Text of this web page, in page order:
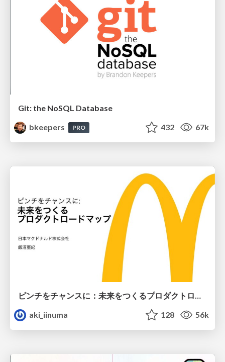
Git: the NoSQL Database
bkeepers
PRO 432 67k
aki_iinuma
128 56k